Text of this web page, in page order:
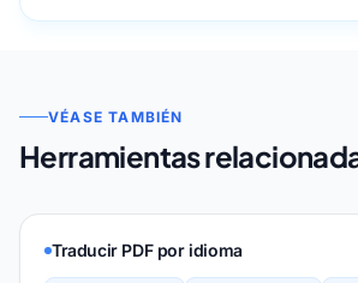
VÉASE TAMBIÉN
Herramientas
Traducir PDF por idioma